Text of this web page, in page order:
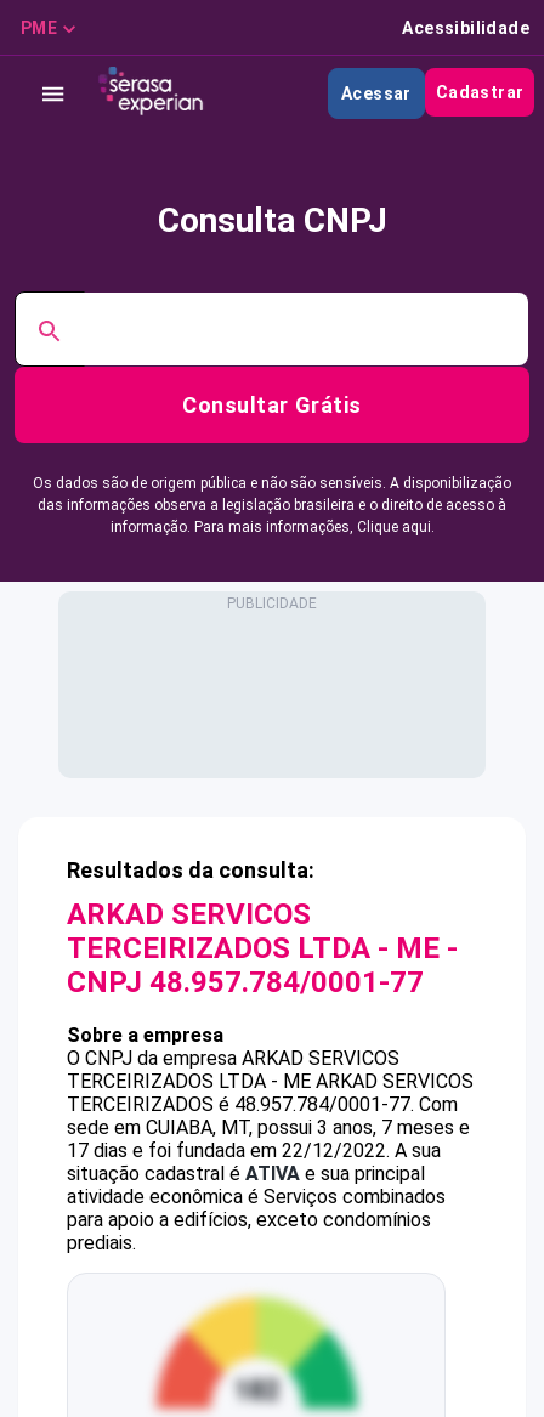
PME Acessibilidade
Acessar Cadastrar
Consulta CNPJ
Consultar Grátis
Os dados são de origem pública e não são sensíveis. A disponibilização
das informações observa a legislação brasileira e o direito de acesso à
informação. Para mais informações, Clique aqui.
Resultados da consulta:
ARKAD SERVICOS
TERCEIRIZADOS LTDA - ME -
CNPJ 48.957.784/0001-77
Sobre a empresa
O CNPJ da empresa ARKAD SERVICOS
TERCEIRIZADOS LTDA - ME ARKAD SERVICOS
TERCEIRIZADOS é 48.957.784/0001-77. Com
sede em CUIABA, MT, possui 3 anos, 7 meses e
17 dias e foi fundada em 22/12/2022. A sua
situação cadastral é ATIVA e sua principal
atividade econômica é Serviços combinados
para apoio a edifícios, exceto condomínios
prediais.